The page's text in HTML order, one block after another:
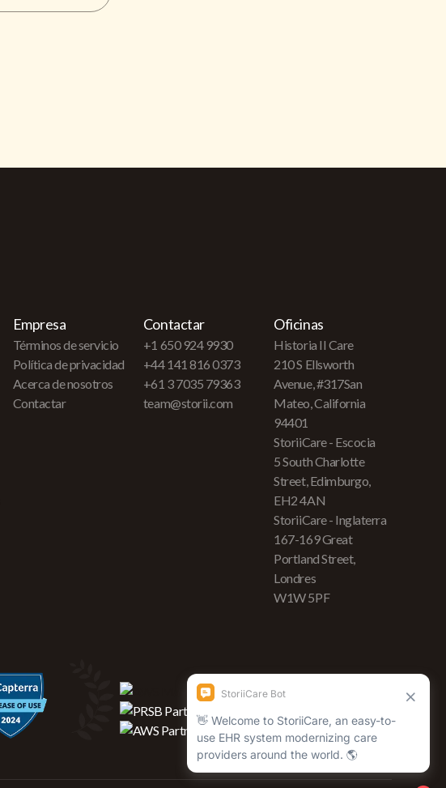
Empresa
Términos de servicio
Política de privacidad
Acerca de nosotros
Contactar
Contactar
+1 650 924 9930
+44 141 816 0373
+61 3 7035 79363
team@storii.com
Oficinas
Historia II Care
210 S Ellsworth
Avenue, #317San
Mateo, California
94401
StoriiCare - Escocia
5 South Charlotte
Street, Edimburgo,
EH2 4AN
StoriiCare - Inglaterra
167-169 Great
Portland Street,
Londres
W1W 5PF